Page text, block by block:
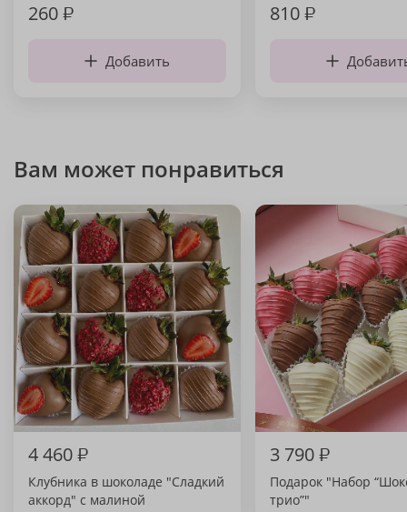
260₽
Добавить
810₽
Вам может понравиться
4 460₽
Клубника в шоколаде "Сладкий
аккорд" с малиной
3 790₽
Подарок "Набор
трио”"